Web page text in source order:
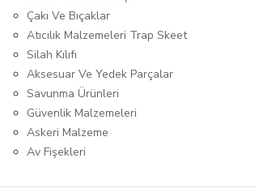
Çakı Ve Bıçaklar
Atıcılık Malzemeleri Trap Skeet
Silah Kılıfı
Aksesuar Ve Yedek Parçalar
Savunma Ürünleri
Güvenlik Malzemeleri
Askeri Malzeme
Av Fişekleri